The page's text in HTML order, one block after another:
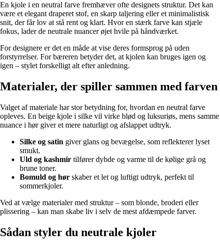
En kjole i en neutral farve fremhæver ofte designets struktur. Det kan
være et elegant draperet stof, en skarp taljering eller et minimalistisk
snit, der får lov at stå rent og klart. Hvor en stærk farve kan stjæle
fokus, lader de neutrale nuancer øjet hvile på håndværket.
For designere er det en måde at vise deres formsprog på uden
forstyrrelser. For bæreren betyder det, at kjolen kan bruges igen og
igen – stylet forskelligt alt efter anledning.
Materialer, der spiller sammen med farven
Valget af materiale har stor betydning for, hvordan en neutral farve
opleves. En beige kjole i silke vil virke blød og luksuriøs, mens samme
nuance i hør giver et mere naturligt og afslappet udtryk.
Silke og satin giver glans og bevægelse, som reflekterer lyset
smukt.
Uld og kashmir tilfører dybde og varme til de kølige grå og
brune toner.
Bomuld og hør skaber et let og luftigt udtryk, perfekt til
sommerkjoler.
Ved at vælge materialer med struktur – som blonde, broderi eller
plissering – kan man skabe liv i selv de mest afdæmpede farver.
Sådan styler du neutrale kjoler